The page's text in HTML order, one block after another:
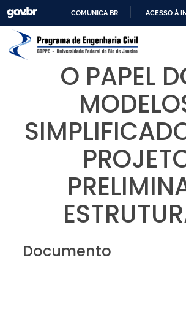
PARA
CONTEÚDO
COMUNICA BR ACESSO À
O PAPEL
Documento